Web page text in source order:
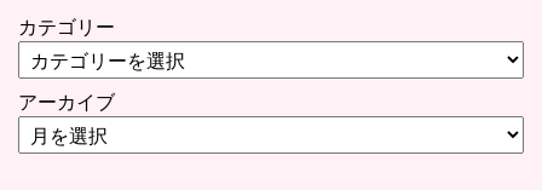
カテゴリー
アーカイブ